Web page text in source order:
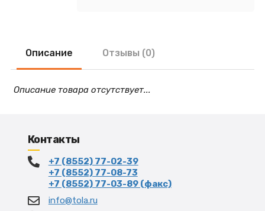
Описание Отзывы (0)
Описание товара отсутствует...
Контакты
+7 (8552) 77-02-39
+7 (8552) 77-08-73
+7 (8552) 77-03-89 (факс)
info@tola.ru